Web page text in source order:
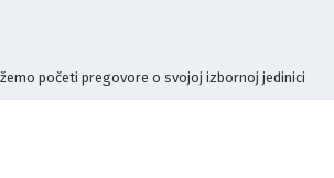
početi pregovore o svojoj izbornoj jedinici